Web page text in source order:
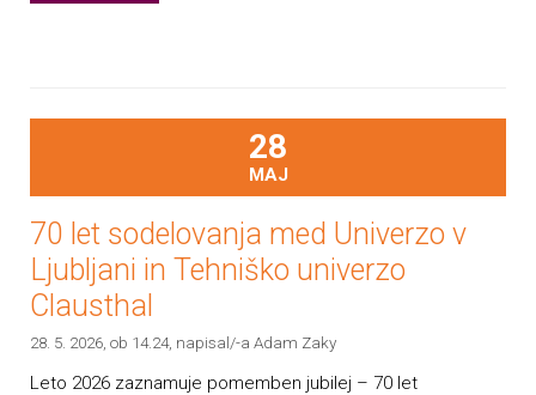
28
MAJ
70 let sodelovanja med Univerzo v
Ljubljani in Tehniško univerzo
Clausthal
28. 5. 2026, ob 14.24, napisal/-a Adam Zaky
Leto 2026 zaznamuje pomemben jubilej – 70 let